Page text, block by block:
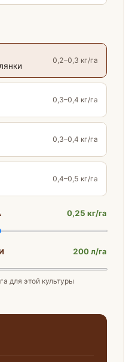
0,2–0,3 кг/га
0,3–0,4 кг/га
0,3–0,4 кг/га
0,4–0,5 кг/га
0,25 кг/га
200 л/га
для этой культуры